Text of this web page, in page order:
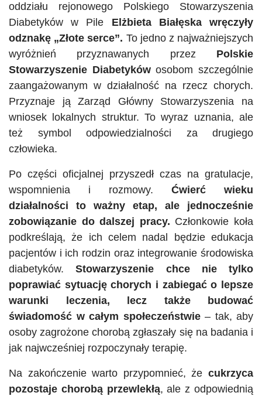
oddziału rejonowego Polskiego Stowarzyszenia
Diabetyków w Pile Elżbieta Białęska
wręczyły
odznakę „Złote serce”. To jedno z najważniejszych
wyróżnień przyznawanych przez Polskie
Stowarzyszenie Diabetykówosobom szczególnie
zaangażowanym w działalność na rzecz chorych.
Przyznaje ją Zarząd Główny Stowarzyszenia na
wniosek lokalnych struktur. To wyraz uznania, ale
też symbol odpowiedzialności za drugiego
człowieka.
Po części oficjalnej przyszedł czas na gratulacje,
wspomnienia i rozmowy. Ćwierć wieku
działalności to ważny etap, ale jednocześnie
zobowiązanie do dalszej pracy. Członkowie koła
podkreślają, że ich celem nadal będzie edukacja
pacjentów i ich rodzin oraz integrowanie środowiska
diabetyków.Stowarzyszenie chce nie tylko
poprawiać sytuację chorych i zabiegać o lepsze
warunki leczenia, lecz także budować
świadomość w całym społeczeństwie– tak, aby
osoby zagrożone chorobą zgłaszały się na badania i
jak najwcześniej rozpoczynały terapię.
Na zakończenie warto przypomnieć, że cukrzyca
pozostaje chorobą przewlekłą, ale z odpowiednią